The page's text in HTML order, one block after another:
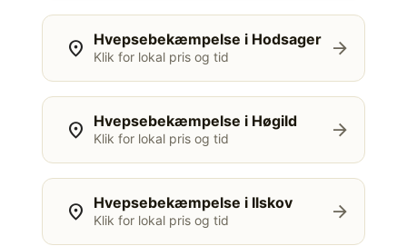
location_on Hvepsebekæmpelse i Hodsager
Klik for lokal pris og tid arrow_forward
location_on Hvepsebekæmpelse i Høgild
Klik for lokal pris og tid arrow_forward
location_on Hvepsebekæmpelse i Ilskov
Klik for lokal pris og tid arrow_forward